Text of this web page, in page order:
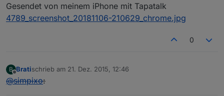
Gesendet von meinem iPhone mit Tapatalk
4789_screenshot_20181106-210629_chrome.jpg
0
B
Offline
Bratischrieb am 21. Dez. 2015, 12:46
zuletzt editiert von
@simpixo: